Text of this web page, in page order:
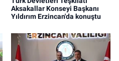
Aksakallar Konseyi Başkanı
Yıldırım Erzincan'da konuştu